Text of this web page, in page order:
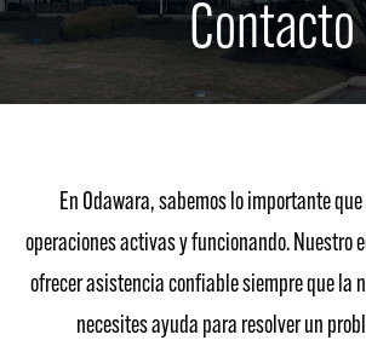
Contacto
En Odawara, sabemos lo importante
operaciones activas y funcionando. Nuestro
ofrecer asistencia confiable siempre que la
necesites ayuda para resolver un